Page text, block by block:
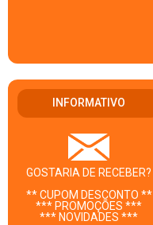
INFORMATIVO
GOSTARIA DE RECEBER?
** CUPOM DESCONTO **
*** PROMOÇÕES ***
*** NOVIDADES ***